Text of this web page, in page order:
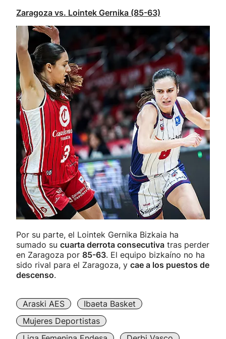
Zaragoza vs. Lointek Gernika (85-63)
Por su parte, el Lointek Gernika Bizkaia ha
sumado su cuarta derrota consecutiva tras perder
en Zaragoza por 85-63. El equipo bizkaíno no ha
sido rival para el Zaragoza, y cae a los puestos de
descenso.
Araski AES
Ibaeta Basket
Mujeres Deportistas